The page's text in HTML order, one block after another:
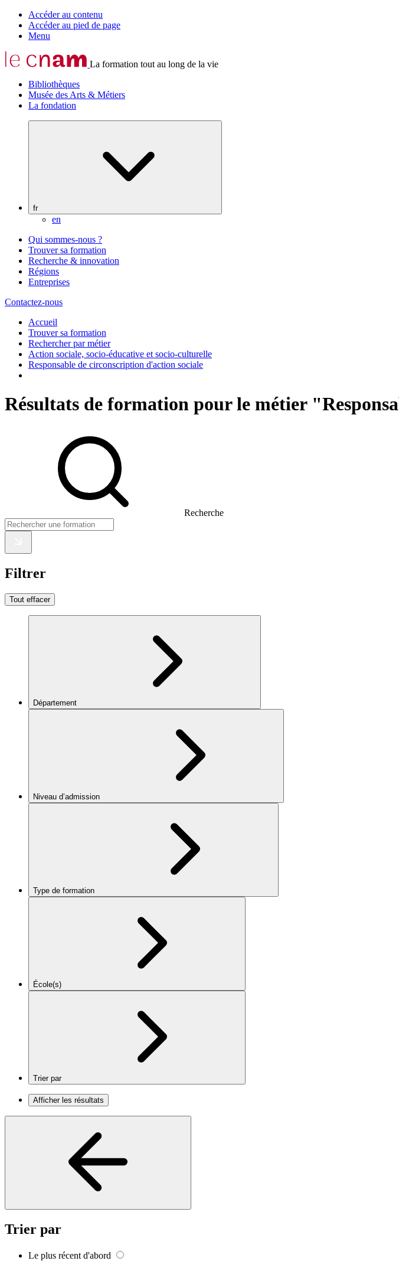
Accéder au contenu
Accéder au pied de page
Menu
La formation tout au long de la vie
Bibliothèques
Musée des Arts & Métiers
La fondation
fr
en
Qui sommes-nous ?
Trouver sa formation
Recherche & innovation
Régions
Entreprises
Contactez-nous
Accueil
Trouver sa formation
Rechercher par métier
Action sociale, socio-éducative et socio-culturelle
Responsable de circonscription d'action sociale
Résultats de formation pour le métier
Recherche
Filtrer
Tout effacer
Département
Niveau d’admission
Type de formation
École(s)
Trier par
Afficher les résultats
Trier par
Le plus récent d'abord